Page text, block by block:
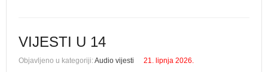
VIJESTI U 14
Objavljeno u kategoriji:Audio vijesti 21. lipnja 2026.